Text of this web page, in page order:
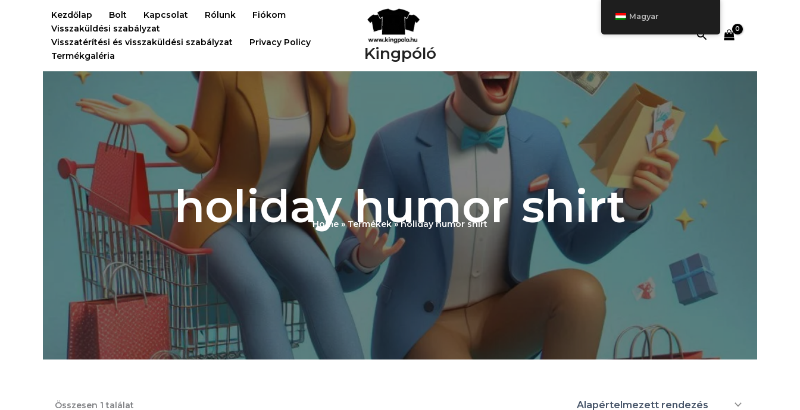
Kezdőlap Bolt Kapcsolat Rólunk
Fiókom
Visszaküldési szabályzat
Visszatérítési és visszaküldési szabályzat
Privacy Policy
Termékgaléria
Kingpóló
Keresés
holiday humor shirt
Home Termékek holiday humor shirt
Összesen 1 találat
Magyar